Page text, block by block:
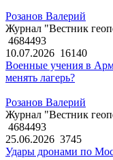
Розанов Валерий
Журнал "Вестник
4684493
10.07.2026 16140
Военные учения в
менять лагерь?
Розанов Валерий
Журнал "Вестник
4684493
25.06.2026 3745
Удары дронами по